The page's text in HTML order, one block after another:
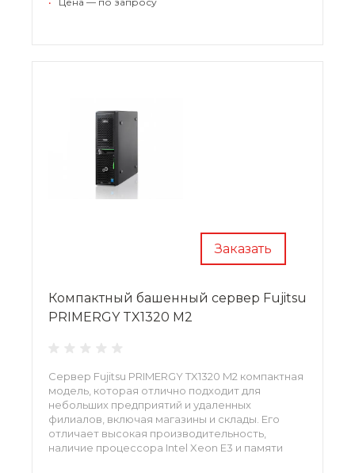
виде 3,5 дюймовых дисков в числе 24 шт.
Заказать
Компактный башенный сервер Fujitsu
PRIMERGY TX1320 M2
Сервер Fujitsu PRIMERGY TX1320 M2 компактная
модель, которая отлично подходит для
небольших предприятий и удаленных
филиалов, включая магазины и склады. Его
отличает высокая производительность,
наличие процессора Intel Xeon E3 и памяти